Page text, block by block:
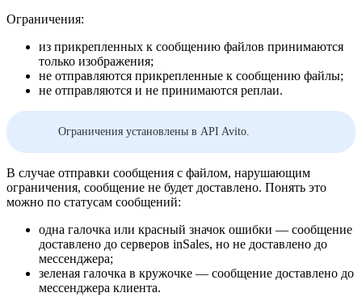
Ограничения:
из прикрепленных к сообщению файлов принимаются
только изображения;
не отправляются прикрепленные к сообщению файлы;
не отправляются и не принимаются реплаи.
Ограничения установлены в API Avito.
В случае отправки сообщения с файлом, нарушающим
ограничения, сообщение не будет доставлено. Понять это
можно по статусам сообщений:
одна галочка или красный значок ошибки — сообщение
доставлено до серверов inSales, но не доставлено до
мессенджера;
зеленая галочка в кружочке — сообщение доставлено до
мессенджера клиента.